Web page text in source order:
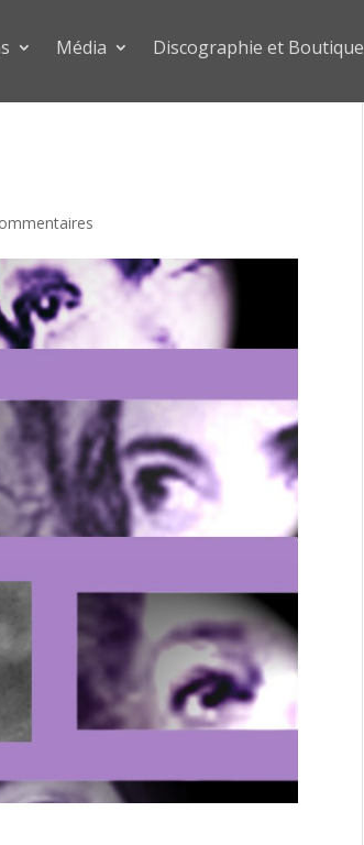
Média Discographie et Boutique